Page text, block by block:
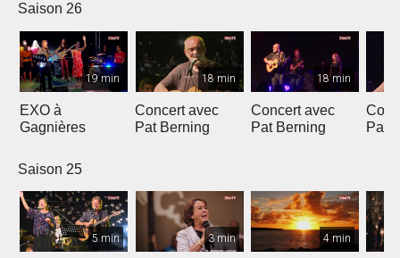
Saison 26
19 min
EXO à
Gagnières
18 min
Concert avec
Pat Berning
18 min
Concert avec
Pat Berning
Pat
Saison 25
5 min 3 min 4 min